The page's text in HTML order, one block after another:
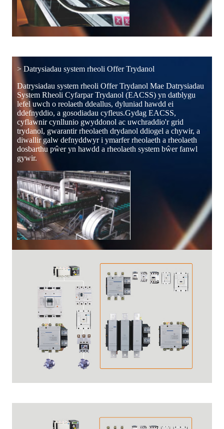
> Datrysiadau system rheoli Offer Trydanol
Datrysiadau system rheoli Offer Trydanol Mae Datrysiadau
System Rheoli Cyfarpar Trydanol (EACSS) yn datblygu
lefel uwch o reolaeth ddeallus, dyluniad hawdd ei
ddefnyddio, a gosodiadau cyfleus.Gydag EACSS,
cyflawnir cynllunio gwyddonol ac uwchraddio'r grid
trydanol, gwarantir rheolaeth drydanol ddiogel a chywir, a
diwallir galw defnyddwyr i ymarfer rheolaeth a rheolaeth
dosbarthu pŵer yn hawdd a rheolaeth system bŵer fanwl
gywir.